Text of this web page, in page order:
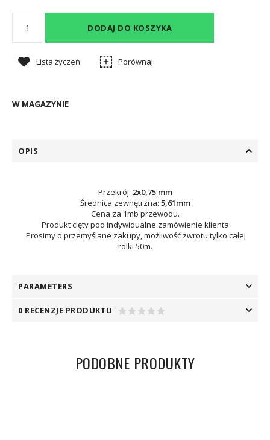
DODAJ DO KOSZYKA
Lista życzeń Porównaj
W MAGAZYNIE
OPIS
Przekrój: 2x0,75 mm
Średnica zewnętrzna: 5,61mm
Cena za 1mb przewodu.
Produkt cięty pod indywidualne zamówienie klienta
Prosimy o przemyślane zakupy, możliwość zwrotu tylko całej
rolki 50m.
PARAMETERS
0 RECENZJE PRODUKTU
PODOBNE PRODUKTY